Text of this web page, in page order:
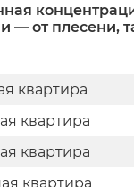
— от плесени,
квартира
квартира
квартира
квартира